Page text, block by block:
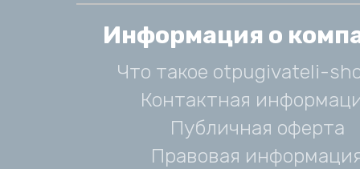
Информация о
Что такое otpugivateli-
Контактная
Публичная оферта
Правовая